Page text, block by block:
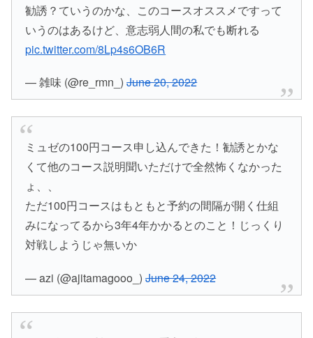
勧誘？ていうのかな、このコースオススメですって
いうのはあるけど、意志弱人間の私でも断れる
pic.twitter.com/8Lp4s6OB6R
— 雑味 (@re_rmn_)June 20, 2022
ミュゼの100円コース申し込んできた！勧誘とかな
くて他のコース説明聞いただけで全然怖くなかった
ょ、、
ただ100円コースはもともと予約の間隔が開く仕組
みになってるから3年4年かかるとのこと！じっくり
対戦しようじゃ無いか
— azi (@ajitamagooo_)June 24, 2022